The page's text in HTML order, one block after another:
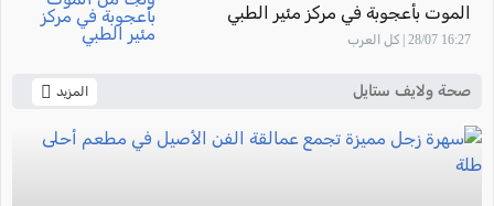
الموت بأعجوبة في مركز مئير الطبي
16:27 28/07 | كل العرب
صحة ولايف ستايل المزيد